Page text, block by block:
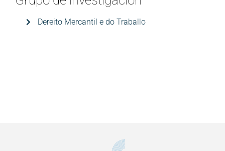
Dereito Mercantil e do Traballo